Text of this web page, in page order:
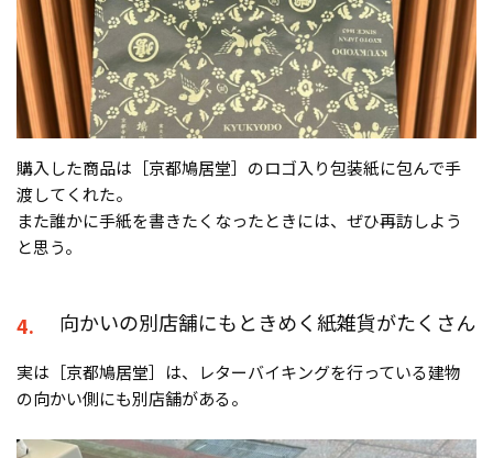
購入した商品は［京都鳩居堂］のロゴ入り包装紙に包んで手
渡してくれた。
また誰かに手紙を書きたくなったときには、ぜひ再訪しよう
と思う。
4. 向かいの別店舗にもときめく紙雑貨がたくさん
実は［京都鳩居堂］は、レターバイキングを行っている建物
の向かい側にも別店舗がある。